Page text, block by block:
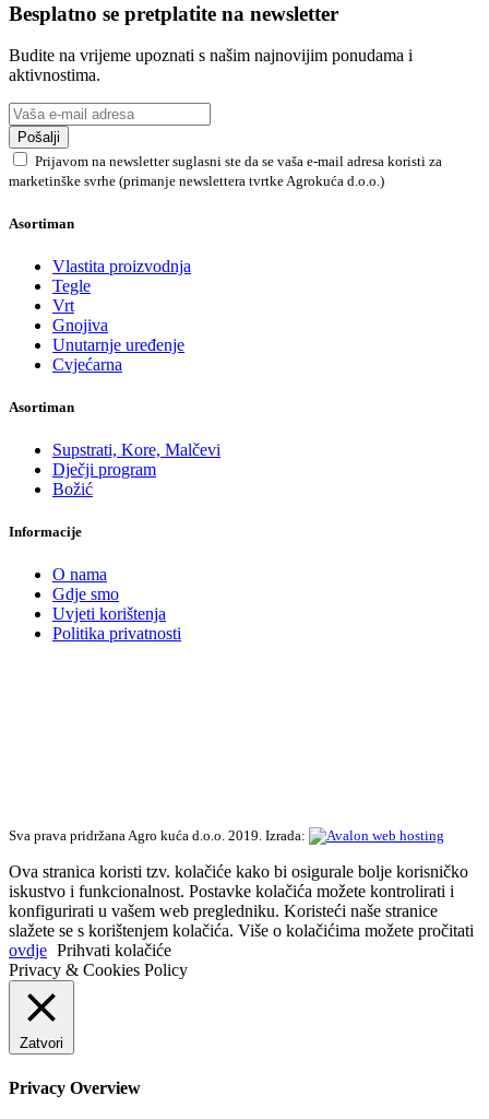
Besplatno se pretplatite na newsletter
Budite na vrijeme upoznati s našim najnovijim ponudama i
aktivnostima.
Pošalji
Prijavom na newsletter suglasni ste da se vaša e-mail adresa koristi za
marketinške svrhe (primanje newslettera tvrtke Agrokuća d.o.o.)
Asortiman
Vlastita proizvodnja
Tegle
Vrt
Gnojiva
Unutarnje uređenje
Cvjećarna
Asortiman
Supstrati, Kore, Malčevi
Dječji program
Božić
Informacije
O nama
Gdje smo
Uvjeti korištenja
Politika privatnosti
Sva prava pridržana Agro kuća d.o.o. 2019. Izrada:
Ova stranica koristi tzv. kolačiće kako bi osigurale bolje korisničko
iskustvo i funkcionalnost. Postavke kolačića možete kontrolirati i
konfigurirati u vašem web pregledniku. Koristeći naše stranice
slažete se s korištenjem kolačića. Više o kolačićima možete pročitati
ovdje Prihvati kolačiće
Privacy & Cookies Policy
Zatvori
Privacy Overview